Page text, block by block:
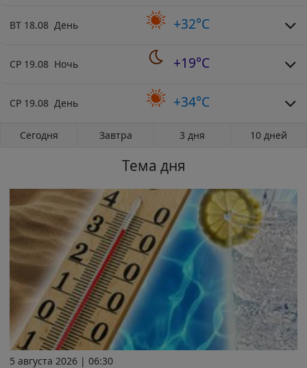
ВТ 18.08 День +32°C
СР 19.08 Ночь +19°C
СР 19.08 День +34°C
Сегодня Завтра 3 дня 10 дней
Тема дня
5 августа 2026 | 06:30